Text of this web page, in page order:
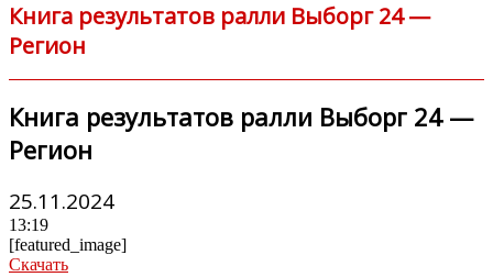
Книга результатов ралли Выборг 24 —
Регион
Книга результатов ралли Выборг 24 —
Регион
25.11.2024
13:19
[featured_image]
Скачать